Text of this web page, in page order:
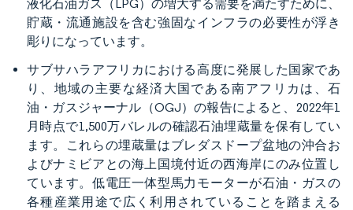
液化石油ガス（LPG）の増大する需要を満たすために、
貯蔵・流通施設を含む強固なインフラの必要性が浮き
彫りになっています。
サブサハラアフリカにおける高度に発展した国家であ
り、地域の主要な経済大国である南アフリカは、石
油・ガスジャーナル（OGJ）の報告によると、2022年1
月時点で1,500万バレルの確認石油埋蔵量を保有してい
ます。これらの埋蔵量はブレダスドープ盆地の沖合お
よびナミビアとの海上国境付近の西海岸にのみ位置し
ています。低電圧一体型馬力モーターが石油・ガスの
各種産業用途で広く利用されていることを踏まえる